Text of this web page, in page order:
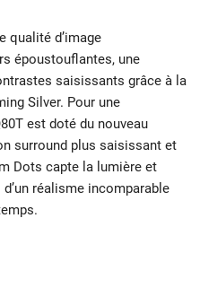
qualité d’image
époustouflantes, une
saisissants grâce à la
Silver. Pour une
est doté du nouveau
surround plus saisissant et
Dots capte la lumière et
réalisme incomparable